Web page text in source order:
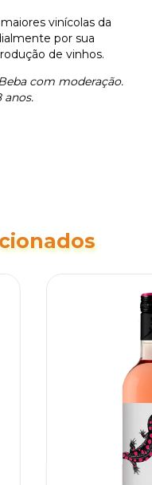
vinícolas da
por sua
de vinhos.
com moderação.
anos.